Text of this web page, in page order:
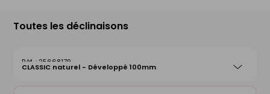
Toutes les déclinaisons
25668179
CLASSIC naturel - Développé 100mm